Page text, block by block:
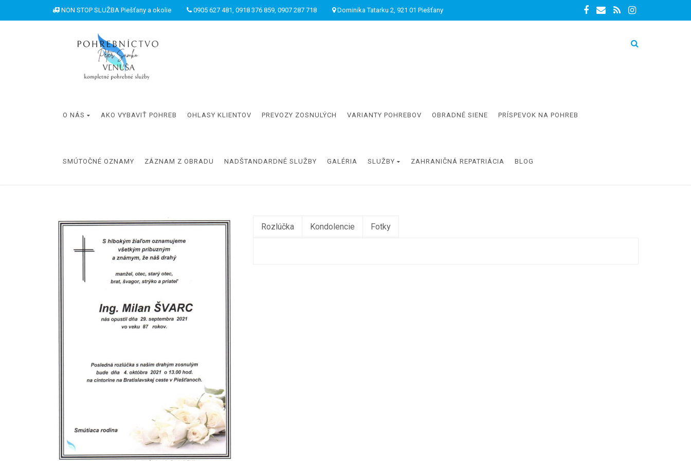
NON STOP SLUŽBA Piešťany a okolie 0905 627 481, 0918 376 859, 0907 287 718 Dominika Tatarku 2, 921 01 Piešťany
O NÁS AKO VYBAVIŤ POHREB OHLASY KLIENTOV PREVOZY ZOSNULÝCH VARIANTY POHREBOV OBRADNÉ SIENE PRÍSPEVOK NA POHREB
SMÚTOČNÉ OZNAMY ZÁZNAM Z OBRADU NADŠTANDARDNÉ SLUŽBY GALÉRIA SLUŽBY ZAHRANIČNÁ REPATRIÁCIA BLOG
Rozlúčka Kondolencie Fotky